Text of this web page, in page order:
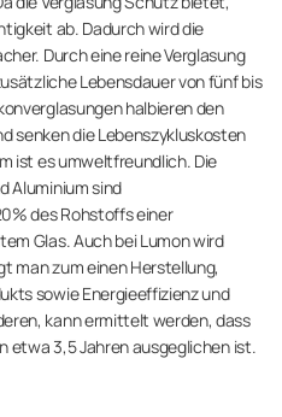
ab. Dadurch wird die
Durch eine reine Verglasung
Lebensdauer von fünf bis
halbieren den
senken die Lebenszykluskosten
ist es umweltfreundlich. Die
Aluminium sind
des Rohstoffs einer
Glas. Auch bei Lumon wird
man zum einen Herstellung,
sowie Energieeffizienz und
kann ermittelt werden, dass
etwa 3,5 Jahren ausgeglichen ist.